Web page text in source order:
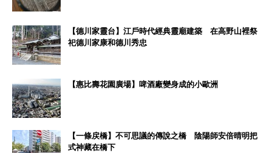
【德川家靈台】江戶時代經典靈廟建築 在高野山裡祭
祀德川家康和德川秀忠
【惠比壽花園廣場】啤酒廠變身成的小歐洲
【一條戻橋】不可思議的傳說之橋 陰陽師安倍晴明把
式神藏在橋下